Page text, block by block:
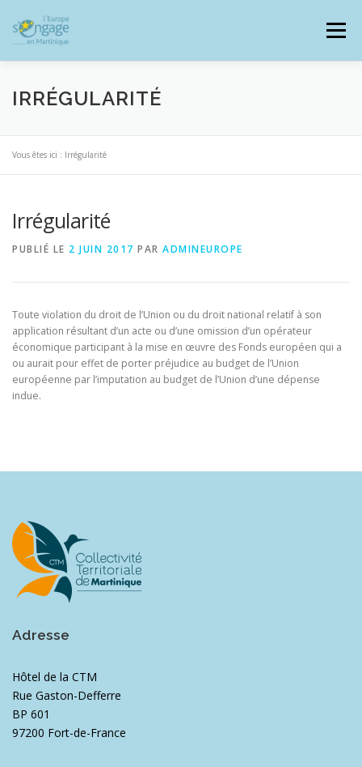
contenu
Menu
PROGRAMMES
JE SUIS BÉNÉFICIAIRE
SIGNALER UNE FRAUDE
IRRÉGULARITÉ
Vous êtes ici : Irrégularité
Irrégularité
PUBLIÉ LE 2 JUIN 2017 PAR ADMINEUROPE
Toute violation du droit de l’Union ou du droit national relatif à son
application résultant d’un acte ou d’une omission d’un opérateur
économique participant à la mise en œuvre des Fonds européen qui a
ou aurait pour effet de porter préjudice au budget de l’Union
européenne par l’imputation au budget de l’Union d’une dépense
indue.
Adresse
Hôtel de la CTM
Rue Gaston-Defferre
BP 601
97200 Fort-de-France